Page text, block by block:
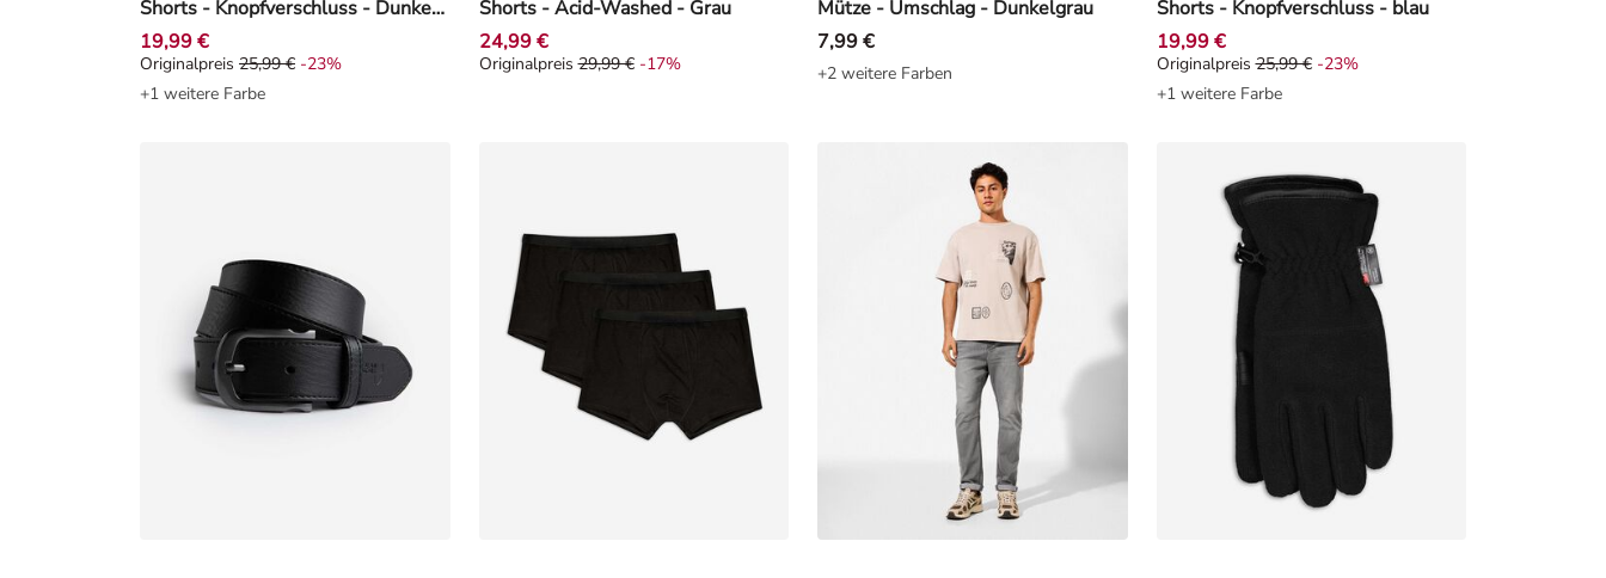
Shorts - Knopfverschluss - Dunkelblau
19,99 €
Originalpreis 25,99 €, Rabat -23%
Originalpreis 25,99 € -23%
+1 weitere Farbe
Shorts - Acid-Washed - Grau
24,99 €
Originalpreis 29,99 €, Rabat -17%
Originalpreis 29,99 € -17%
Mütze - Umschlag - Dunkelgrau
7,99 €
+2 weitere Farben
Shorts - Knopfverschluss - blau
19,99 €
Originalpreis 25,99 €, Rabat -23%
Originalpreis 25,99 € -23%
+1 weitere Farbe